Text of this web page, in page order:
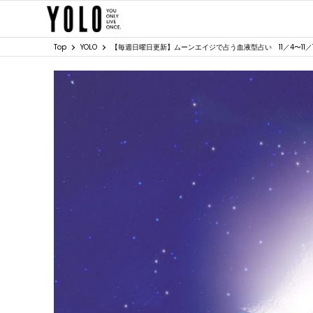
Top YOLO 【毎週日曜日更新】ムーンエイジで占う血液型占い 11／4〜11